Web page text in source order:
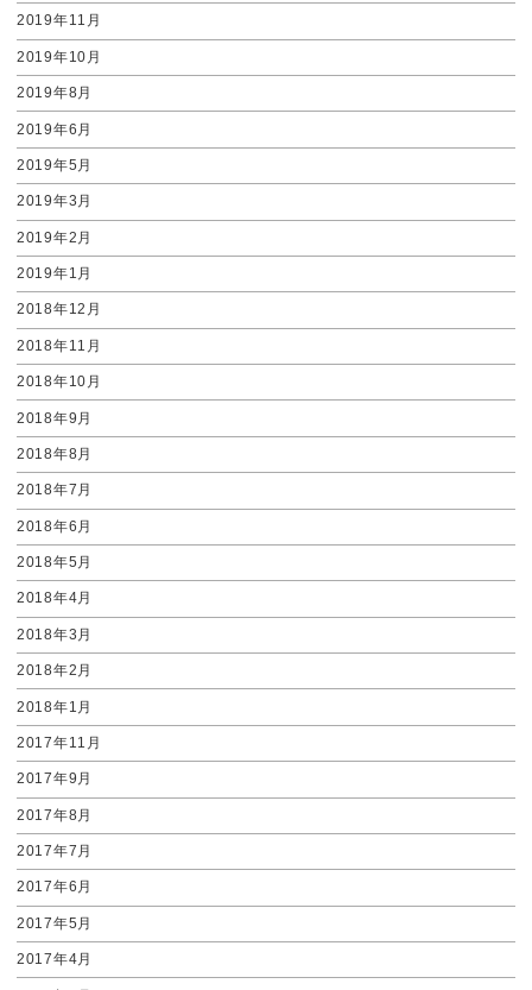
2019年11月
2019年10月
2019年8月
2019年6月
2019年5月
2019年3月
2019年2月
2019年1月
2018年12月
2018年11月
2018年10月
2018年9月
2018年8月
2018年7月
2018年6月
2018年5月
2018年4月
2018年3月
2018年2月
2018年1月
2017年11月
2017年9月
2017年8月
2017年7月
2017年6月
2017年5月
2017年4月